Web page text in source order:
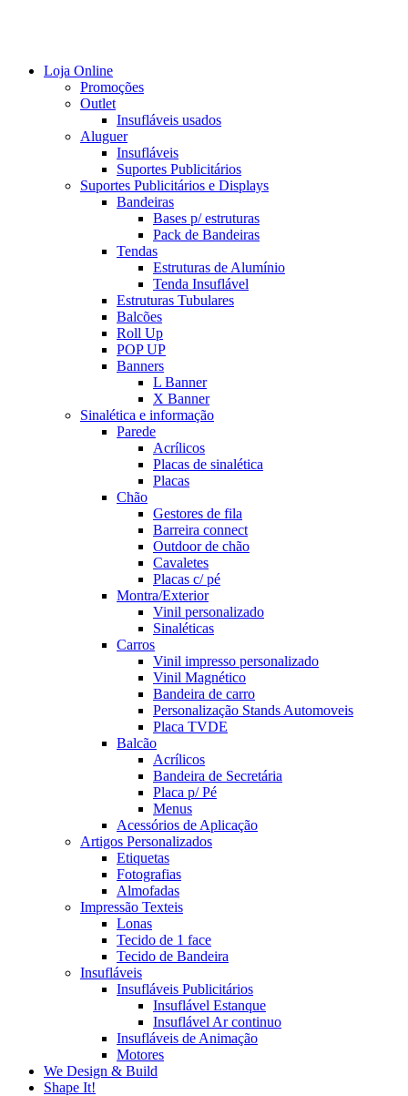
Loja Online
Promoções
Outlet
Insufláveis usados
Aluguer
Insufláveis
Suportes Publicitários
Suportes Publicitários e Displays
Bandeiras
Bases p/ estruturas
Pack de Bandeiras
Tendas
Estruturas de Alumínio
Tenda Insuflável
Estruturas Tubulares
Balcões
Roll Up
POP UP
Banners
L Banner
X Banner
Sinalética e informação
Parede
Acrílicos
Placas de sinalética
Placas
Chão
Gestores de fila
Barreira connect
Outdoor de chão
Cavaletes
Placas c/ pé
Montra/Exterior
Vinil personalizado
Sinaléticas
Carros
Vinil impresso personalizado
Vinil Magnético
Bandeira de carro
Personalização Stands Automoveis
Placa TVDE
Balcão
Acrílicos
Bandeira de Secretária
Placa p/ Pé
Menus
Acessórios de Aplicação
Artigos Personalizados
Etiquetas
Fotografias
Almofadas
Impressão Texteis
Lonas
Tecido de 1 face
Tecido de Bandeira
Insufláveis
Insufláveis Publicitários
Insuflável Estanque
Insuflável Ar continuo
Insufláveis de Animação
Motores
We Design & Build
Shape It!